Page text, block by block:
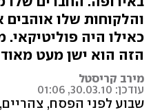
והלקוחות שלו אוהבים
כאילו היה
הזה הוא ישן מעט
מירב קריסטל
עודכן: 30.03.10, 01:06
שבוע לפני הפסח,